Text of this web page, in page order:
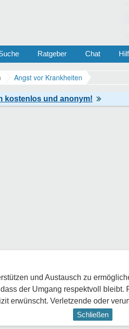
Ratgeber Chat
Angst vor Krankheiten
und Austausch zu
der Umgang respektvoll
erwünscht. Verletzende oder
Schließen